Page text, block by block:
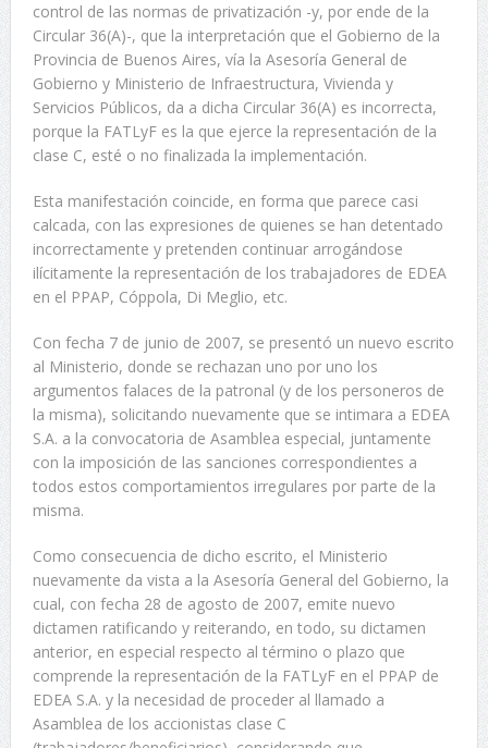
control de las normas de privatización -y, por ende de la
Circular 36(A)-, que la interpretación que el Gobierno de la
Provincia de Buenos Aires, vía la Asesoría General de
Gobierno y Ministerio de Infraestructura, Vivienda y
Servicios Públicos, da a dicha Circular 36(A) es incorrecta,
porque la FATLyF es la que ejerce la representación de la
clase C, esté o no finalizada la implementación.
Esta manifestación coincide, en forma que parece casi
calcada, con las expresiones de quienes se han detentado
incorrectamente y pretenden continuar arrogándose
ilícitamente la representación de los trabajadores de EDEA
en el PPAP, Cóppola, Di Meglio, etc.
Con fecha 7 de junio de 2007, se presentó un nuevo escrito
al Ministerio, donde se rechazan uno por uno los
argumentos falaces de la patronal (y de los personeros de
la misma), solicitando nuevamente que se intimara a EDEA
S.A. a la convocatoria de Asamblea especial, juntamente
con la imposición de las sanciones correspondientes a
todos estos comportamientos irregulares por parte de la
misma.
Como consecuencia de dicho escrito, el Ministerio
nuevamente da vista a la Asesoría General del Gobierno, la
cual, con fecha 28 de agosto de 2007, emite nuevo
dictamen ratificando y reiterando, en todo, su dictamen
anterior, en especial respecto al término o plazo que
comprende la representación de la FATLyF en el PPAP de
EDEA S.A. y la necesidad de proceder al llamado a
Asamblea de los accionistas clase C